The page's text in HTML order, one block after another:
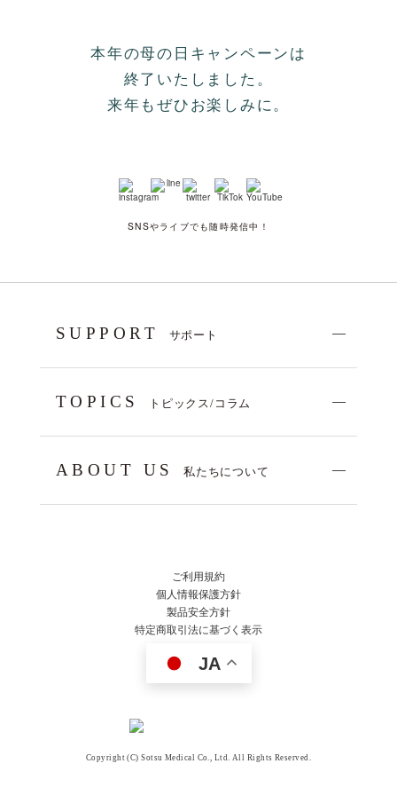
本年の母の日キャンペーンは
終了いたしました。
来年もぜひお楽しみに。
SNSやライブでも随時発信中！
SUPPORT サポート
TOPICS トピックス/コラム
ABOUT US 私たちについて
ご利用規約
個人情報保護方針
製品安全方針
特定商取引法に基づく表示
JA
Copyright (C) Sotsu Medical Co., Ltd. All Rights Reserved.